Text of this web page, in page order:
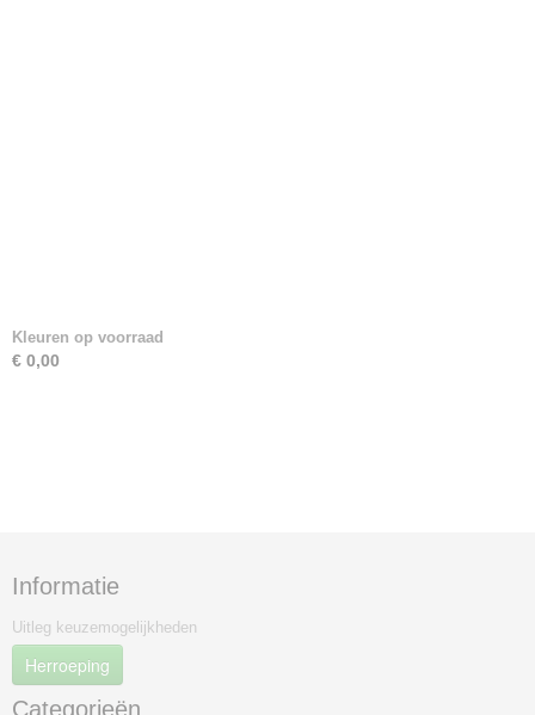
Kleuren op voorraad
€ 0,00
Informatie
Uitleg keuzemogelijkheden
Herroeping
Categorieën